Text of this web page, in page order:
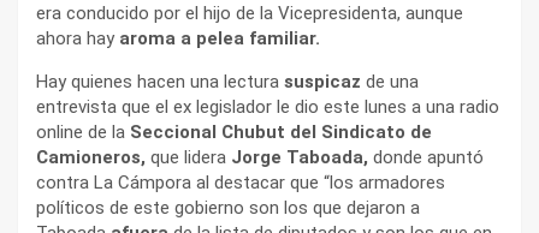
era conducido por el hijo de la Vicepresidenta, aunque
ahora hay aroma a pelea familiar.
Hay quienes hacen una lectura suspicaz de una
entrevista que el ex legislador le dio este lunes a una radio
online de la Seccional Chubut del Sindicato de
Camioneros, que lidera Jorge Taboada, donde apuntó
contra La Cámpora al destacar que “los armadores
políticos de este gobierno son los que dejaron a